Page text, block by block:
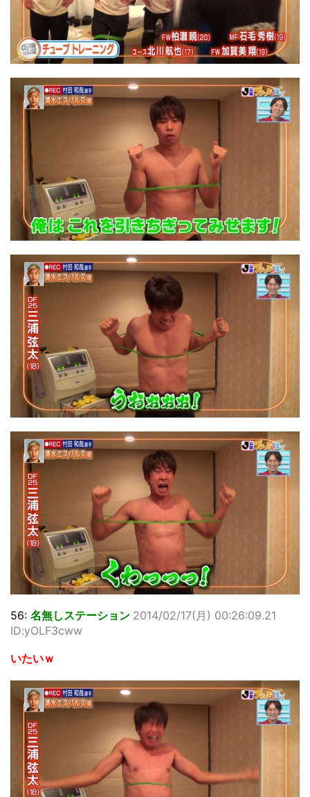
56: 名無しステーション 2014/02/17(月) 00:26:09.21
ID:yOLF3cww
いたいｗ